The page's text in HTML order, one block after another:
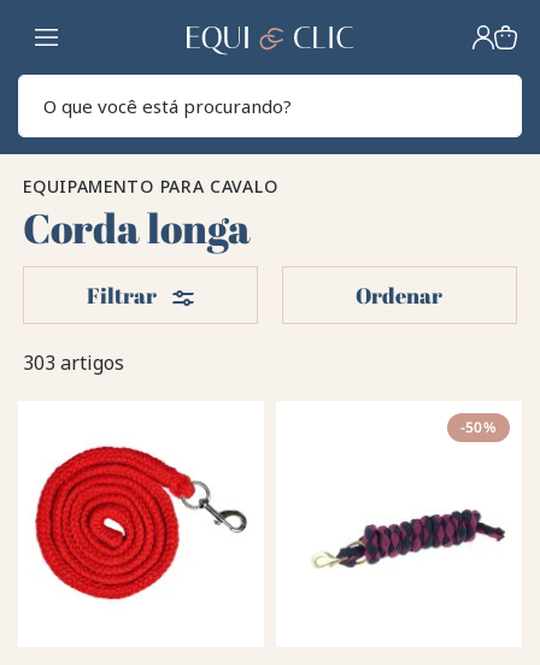
Lar
EQUIPAMENTO PARA CAVALO
Corda longa
303 artigos
Filtrar Filters Ordenar
-50%